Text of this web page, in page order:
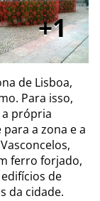
1
de Lisboa,
Para isso,
própria
a zona e a
ferro forjado,
de
da cidade.